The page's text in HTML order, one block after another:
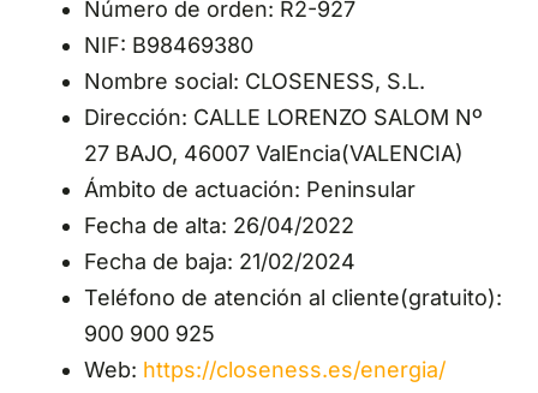
Número de orden: R2-927
NIF: B98469380
Nombre social: CLOSENESS, S.L.
Dirección: CALLE LORENZO SALOM Nº
27 BAJO, 46007 ValEncia(VALENCIA)
Ámbito de actuación: Peninsular
Fecha de alta: 26/04/2022
Fecha de baja: 21/02/2024
Teléfono de atención al cliente(gratuito):
900 900 925
Web: https://closeness.es/energia/